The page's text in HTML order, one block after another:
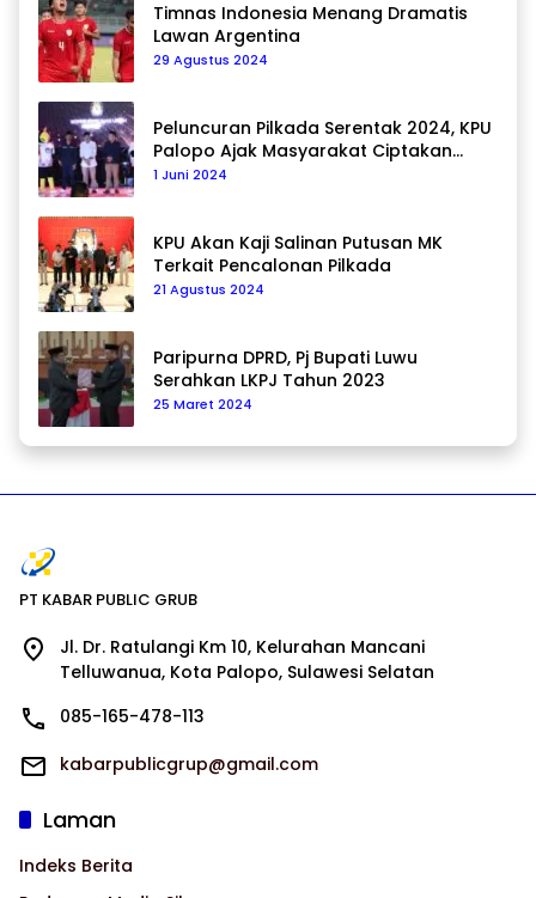
Timnas Indonesia Menang Dramatis
Lawan Argentina
29 Agustus 2024
Peluncuran Pilkada Serentak 2024, KPU
Palopo Ajak Masyarakat Ciptakan
Pilkada Damai
1 Juni 2024
KPU Akan Kaji Salinan Putusan MK
Terkait Pencalonan Pilkada
21 Agustus 2024
Paripurna DPRD, Pj Bupati Luwu
Serahkan LKPJ Tahun 2023
25 Maret 2024
PT KABAR PUBLIC GRUB
Jl. Dr. Ratulangi Km 10, Kelurahan Mancani
Telluwanua, Kota Palopo, Sulawesi Selatan
085-165-478-113
kabarpublicgrup@gmail.com
Laman
Indeks Berita